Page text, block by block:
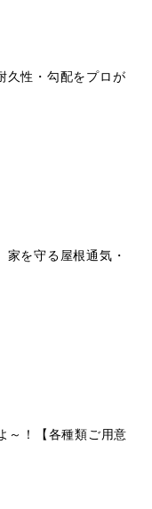
久性・勾配をプロが
を守る屋根通気・
～！【各種類ご用意